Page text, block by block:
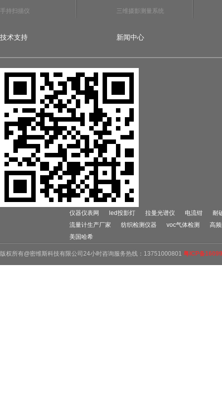
手持扫描仪 三维摄影测量系统
技术支持 新闻中心
仪器仪表网 led投影灯 拉曼光谱仪 电流钳
耐
流量计生产厂家
纺织检测仪器 voc气体检测
高
美国哈希
版权所有@密维斯科技有限公司24小时咨询服务热线：13751000801 粤ICP备